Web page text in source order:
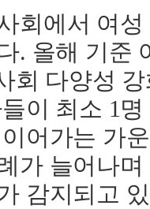
회에서 여
. 올해 기준
회 다양성
이 최소 1
어가는 가
가 늘어나
감지되고